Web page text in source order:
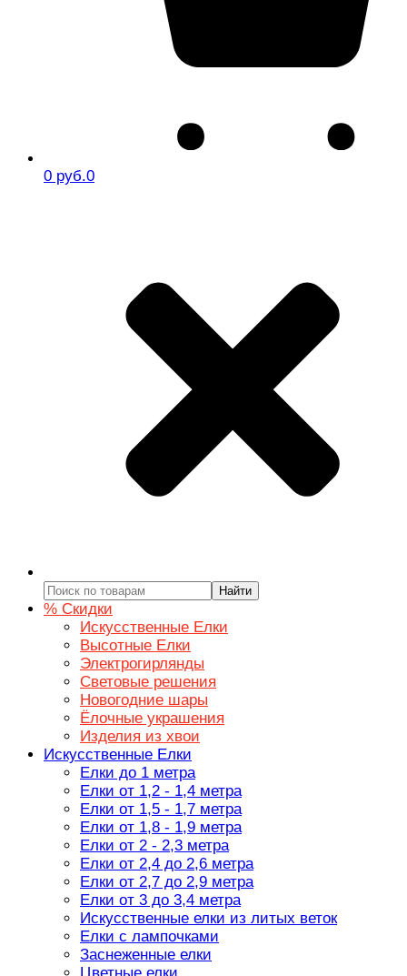
0 руб.0
Найти
% Скидки
Искусственные Елки
Высотные Елки
Электрогирлянды
Световые решения
Новогодние шары
Ёлочные украшения
Изделия из хвои
Искусственные Елки
Елки до 1 метра
Елки от 1,2 - 1,4 метра
Елки от 1,5 - 1,7 метра
Елки от 1,8 - 1,9 метра
Елки от 2 - 2,3 метра
Елки от 2,4 до 2,6 метра
Елки от 2,7 до 2,9 метра
Елки от 3 до 3,4 метра
Искусственные елки из литых веток
Елки с лампочками
Заснеженные елки